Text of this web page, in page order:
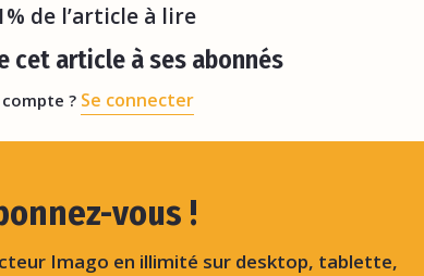
de l’article à lire
cet article à ses abonnés
? Se connecter
vous !
Imago en illimité sur desktop, tablette,